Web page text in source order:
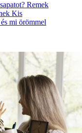
Remek
Kis
mi örömmel